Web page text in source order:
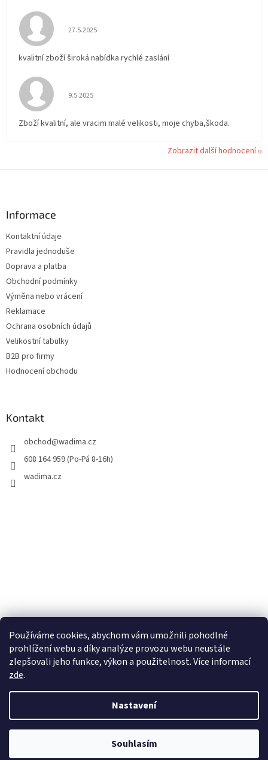
Používáme cookies, abychom vám umožnili pohodlné
prohlížení webu a díky analýze provozu webu neustále
zlepšovali jeho funkce, výkon a použitelnost. Více informací
zde.
Nastavení
Souhlasím
Hodnocení obchodu je 5 z 5 hvězdiček.
27.5.2025
kvalitní zboží široká nabídka rychlé zaslání
Hodnocení obchodu je 5 z 5 hvězdiček.
9.5.2025
Zboží kvalitní, ale vracim malé velikosti, moje chyba,škoda.
Zobrazit další hodnocení
Informace
Kontaktní údaje
Pravidla jednoduše
Doprava a platba
Obchodní podmínky
Výměna nebo vrácení
Reklamace
Ochrana osobních údajů
Velikostní tabulky
B2B pro firmy
Hodnocení obchodu
Kontakt
obchod@wadima.cz
608 164 959 (Po-Pá 8-16h)
wadima.cz
Copyright 2026wadima.cz - kvalitní oblečení a prádlo pro
. Všechna práva vyhrazena.